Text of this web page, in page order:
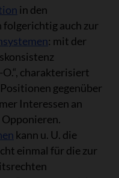
in den
auch zur
: mit der
charakterisiert
gegenüber
Interessen an
kann u. U. die
einmal für die zur